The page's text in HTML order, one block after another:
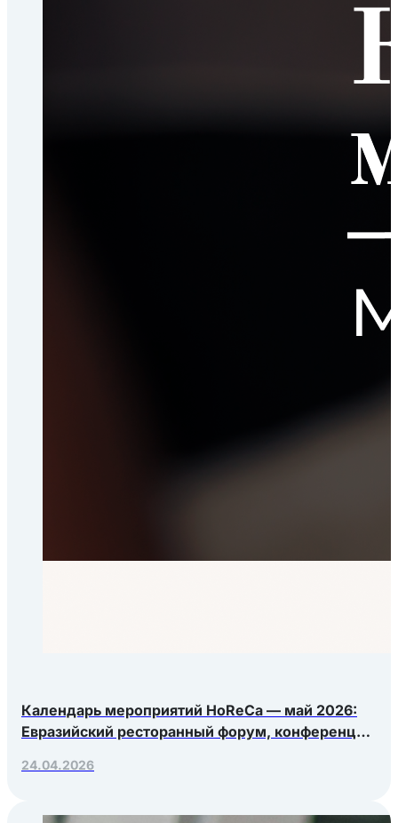
Календарь мероприятий HoReCa — май 2026:
Евразийский ресторанный форум, конференция
24.04.2026